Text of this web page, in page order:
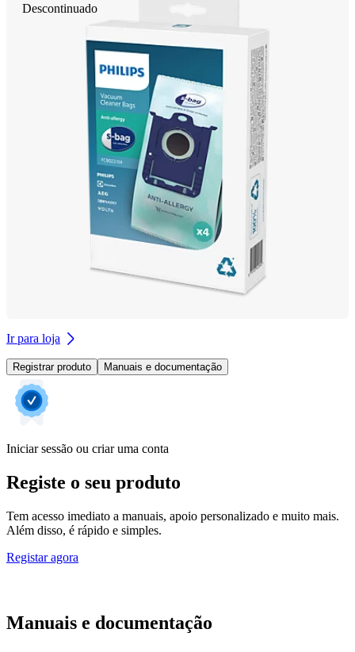
Descontinuado
Ir para loja
Registrar produto Manuais e documentação
Iniciar sessão ou criar uma conta
Registe o seu produto
Tem acesso imediato a manuais, apoio personalizado e muito mais.
Além disso, é rápido e simples.
Registar agora
Manuais e documentação